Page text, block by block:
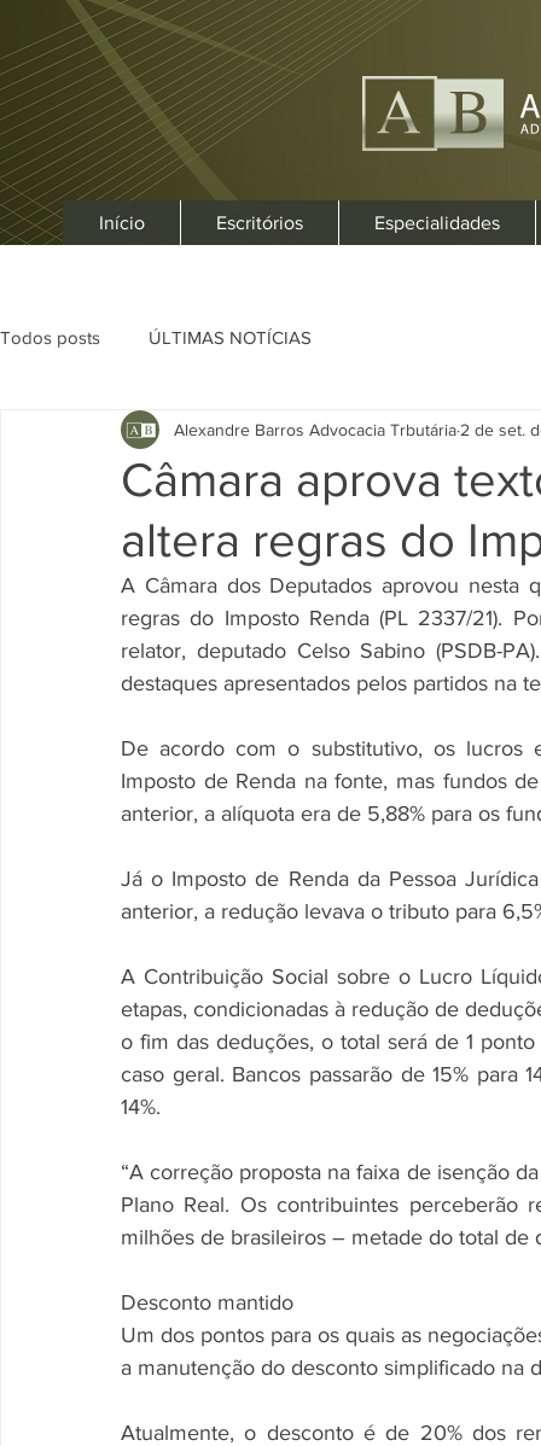
Início Escritórios Especialidades
Todos posts ÚLTIMAS NOTÍCIAS
Câmara aprova
altera regras do
Alexandre Barros Advocacia Trbutária 2 de set.
A Câmara dos Deputados aprovou nesta
regras do Imposto Renda (PL 2337/21).
relator, deputado Celso Sabino (PSDB-
destaques apresentados pelos partidos na
De acordo com o substitutivo, os lucros
Imposto de Renda na fonte, mas fundos
anterior, a alíquota era de 5,88% para os
Já o Imposto de Renda da Pessoa
anterior, a redução levava o tributo para
A Contribuição Social sobre o Lucro
etapas, condicionadas à redução de
o fim das deduções, o total será de 1
caso geral. Bancos passarão de 15% para
14%.
“A correção proposta na faixa de isenção
Plano Real. Os contribuintes perceberão
milhões de brasileiros – metade do total de
Desconto mantido
Um dos pontos para os quais as
a manutenção do desconto simplificado na
Atualmente, o desconto é de 20% dos